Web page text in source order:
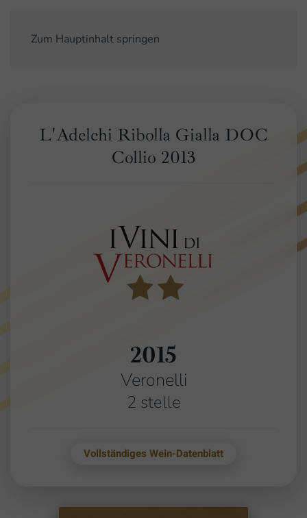
Zum Hauptinhalt springen
L'Adelchi Ribolla Gialla DOC
Collio 2013
2015
Veronelli
2 stelle
Vollständiges Wein-Datenblatt